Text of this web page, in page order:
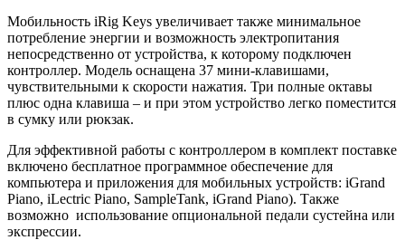
Мобильность iRig Keys увеличивает также минимальное
потребление энергии и возможность электропитания
непосредственно от устройства, к которому подключен
контроллер. Модель оснащена 37 мини-клавишами,
чувствительными к скорости нажатия. Три полные октавы
плюс одна клавиша – и при этом устройство легко поместится
в сумку или рюкзак.
Для эффективной работы с контроллером в комплект поставке
включено бесплатное программное обеспечение для
компьютера и приложения для мобильных устройств: iGrand
Piano, iLectric Piano, SampleTank, iGrand Piano). Также
возможно использование опциональной педали сустейна или
экспрессии.